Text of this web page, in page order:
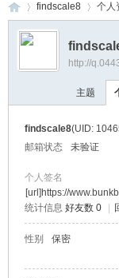
›
findscale8 个人
http://
主题
findscale8(UID:
邮箱状态
未验证
个人签名
[url]https://
统计信息 好友数 0
性别 保密